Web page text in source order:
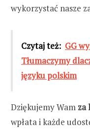
wykorzystać nasze
Czytaj też: GG
Tłumaczymy
języku polskim
Dziękujemy Wam za
wpłata i każde